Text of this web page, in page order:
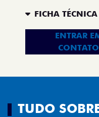
FICHA TÉCNICA
ENTRAR
CONTATO
TUDO